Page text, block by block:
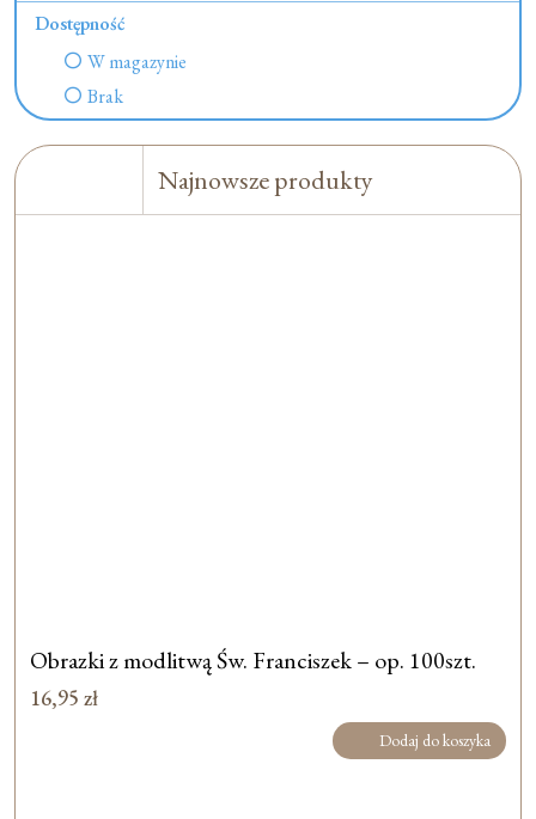
Dostępność
W magazynie
Brak
Najnowsze produkty
Obrazki z modlitwą Św. Franciszek – op. 100szt.
16,95 zł
Dodaj do koszyka